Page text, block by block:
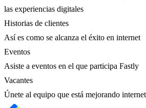
las experiencias digitales
Historias de clientes
Así es como se alcanza el éxito en internet
Eventos
Asiste a eventos en el que participa Fastly
Vacantes
Únete al equipo que está mejorando internet